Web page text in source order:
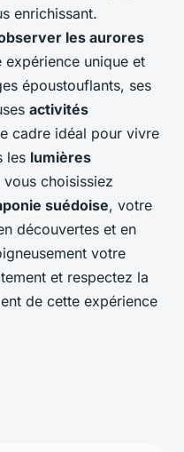
enrichissant.
les aurores
expérience unique et
époustouflants, ses
activités
cadre idéal pour vivre
les lumières
choisissiez
suédoise, votre
découvertes et en
votre
et respectez la
de cette expérience